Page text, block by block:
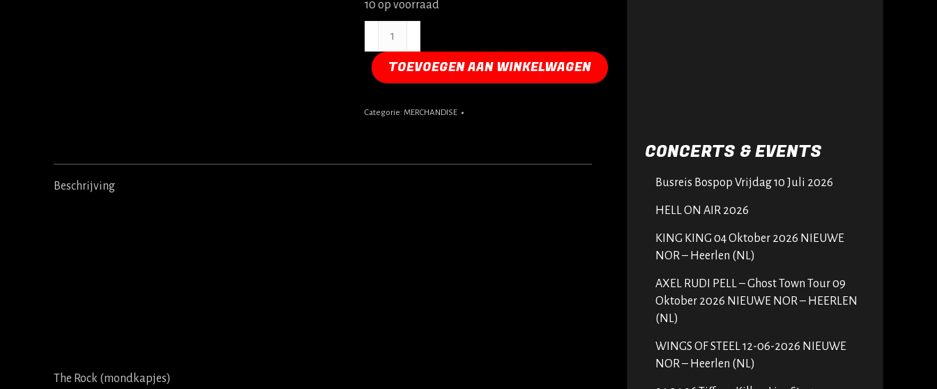
10 op voorraad
(mondkapjes)
aantal
TOEVOEGEN AAN WINKELWAGEN
Categorie:MERCHANDISE
Beschrijving
The Rock (mondkapjes)
CONCERTS & EVENTS
Busreis Bospop Vrijdag 10 Juli 2026
HELL ON AIR 2026
KING KING 04 Oktober 2026 NIEUWE
NOR – Heerlen (NL)
AXEL RUDI PELL – Ghost Town Tour 09
Oktober 2026 NIEUWE NOR – HEERLEN
(NL)
WINGS OF STEEL 12-06-2026 NIEUWE
NOR – Heerlen (NL)